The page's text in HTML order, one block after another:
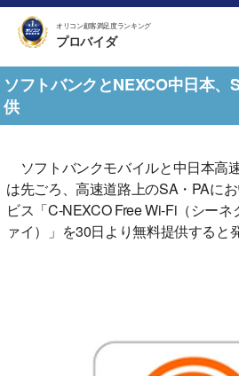
オリコン顧客満足度ランキング
プロバイダ
ソフトバンクとNEXCO中日本
供
ソフトバンクモバイルと中日本高
は先ごろ、高速道路上のSA・PAに
ビス「C-NEXCO Free Wi-Fi（シー
ァイ）」を30日より無料提供すると